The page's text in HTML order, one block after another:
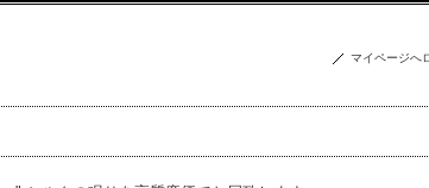
マイページへ